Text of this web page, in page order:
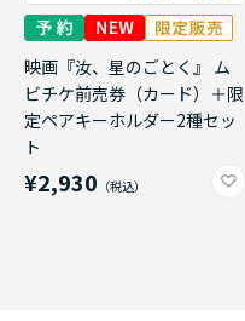
映画『汝、星のごとく』 ム
ビチケ前売券（カード）＋限
定ペアキーホルダー2種セッ
ト
¥2,930